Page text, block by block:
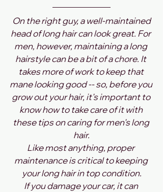
On the right guy, a well-maintained
head of long hair can look great. For
men, however, maintaining a long
hairstyle can be a bit of a chore. It
takes more of work to keep that
mane looking good -- so, before you
grow out your hair, it's important to
know how to take care of it with
these tips on caring for men's long
hair.
Like most anything, proper
maintenance is critical to keeping
your long hair in top condition.
If you damage your car, it can